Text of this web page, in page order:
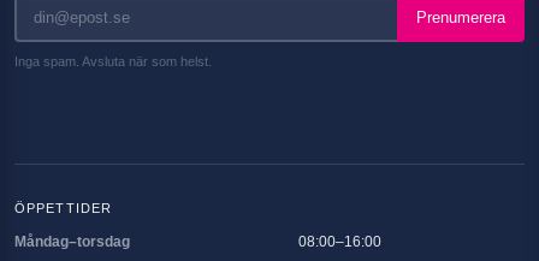
Prenumerera
Inga spam. Avsluta när som helst.
ÖPPETTIDER
Måndag–torsdag
08:00–16:00